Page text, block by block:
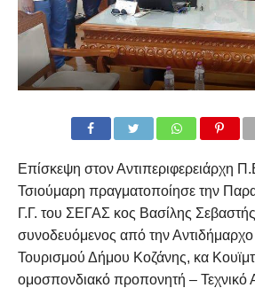
Επίσκεψη στον Αντιπεριφερειάρχη
Τσιούμαρη πραγματοποίησε την
Γ.Γ. του ΣΕΓΑΣ κος Βασίλης
συνοδευόμενος από την Αντιδήμαρχο
Τουρισμού Δήμου Κοζάνης, κα
ομοσπονδιακό προπονητή – Τεχνικό